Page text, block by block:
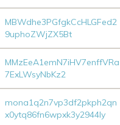
MBWdhe3PGfgkCcHLGFed2
9uphoZWjZX5Bt
MMzEeA1emN7iHV7enffVRa
7ExLWsyNbKz2
mona1q2n7vp3df2pkph2qn
x0ytq86fn6wpxk3y2944ly